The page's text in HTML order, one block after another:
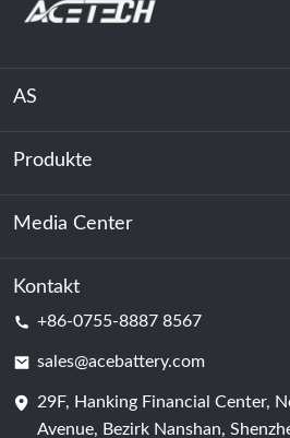
AS
Über uns
Nachhaltigkeit
Produkte
Energiespeicherung
Rechenzentrum & Serverraum
Batterie
Media Center
Nachricht
Kontakt
+86-0755-8887 8567
sales@acebattery.com
29F, Hanking Financial Center,
Avenue, Bezirk Nanshan,